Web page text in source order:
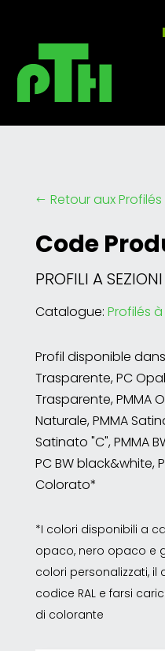
# Retour aux
Code
PROFILI A
Catalogue: Profilés
Profil disponible
Trasparente, PC
Trasparente, PMMA
Naturale, PMMA
Satinato "C", PMMA
PC BW black&white,
Colorato*
*I colori disponibili a
opaco, nero opaco e
colori personalizzati, il
codice RAL e farsi
di colorante